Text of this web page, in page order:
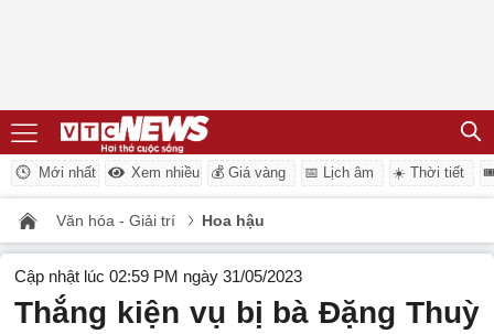
Mới nhất Xem nhiều 💰 Giá vàng 📅 Lịch âm ☀️ Thời tiết
Văn hóa - Giải trí Hoa hậu
Cập nhật lúc 02:59 PM ngày 31/05/2023
Thắng kiện vụ bị bà Đặng Thuỳ